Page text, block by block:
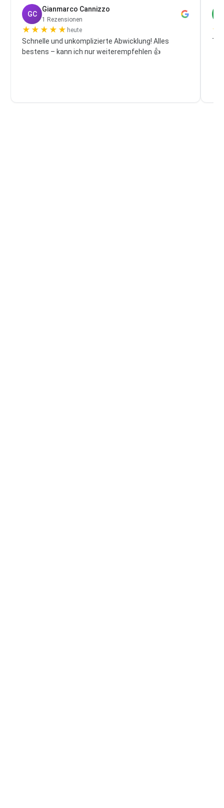
GC
Gianmarco Cannizzo
1 Rezensionen
★ ★ ★ ★ ★ heute
Schnelle und unkomplizierte Abwicklung! Alles
bestens – kann ich nur weiterempfehlen 👍
★